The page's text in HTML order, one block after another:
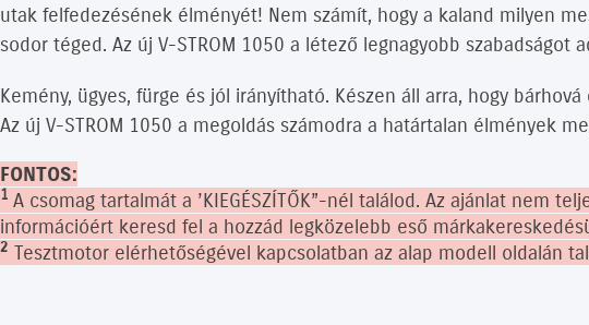
utak felfedezésének élményét! Nem számít, hogy a kaland milyen
sodor téged. Az új V-STROM 1050 a létező legnagyobb szabadságot
Kemény, ügyes, fürge és jól irányítható. Készen áll arra, hogy
Az új V-STROM 1050 a megoldás számodra a határtalan élmények
FONTOS:
1 A csomag tartalmát a ’KIEGÉSZÍTŐK”-nél találod. Az ajánlat nem
információért keresd fel a hozzád legközelebb eső
2 Tesztmotor elérhetőségével kapcsolatban az alap modell oldalán